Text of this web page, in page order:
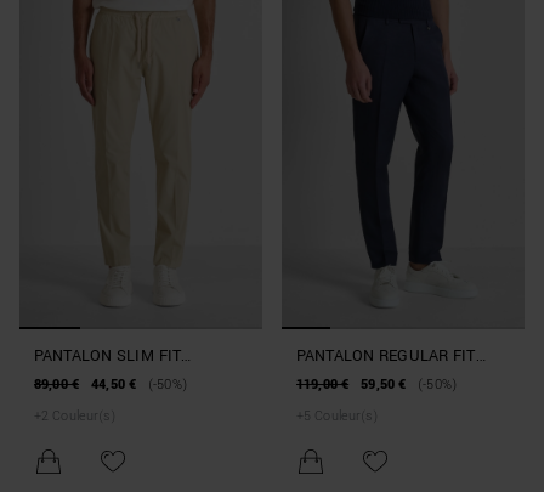
PANTALON SLIM FIT
« SALEM » EN COTON
89,00 € 44,50 €
(-50%)
+ 2 Couleur(s)
PANTALON REGULAR FIT
« JULIAN » EN LIN MÉLANGÉ
119,00 € 59,50 €
(-50%)
+ 5 Couleur(s)